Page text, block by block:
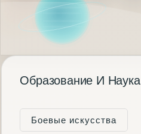
Образование И Наука
Боевые искусства